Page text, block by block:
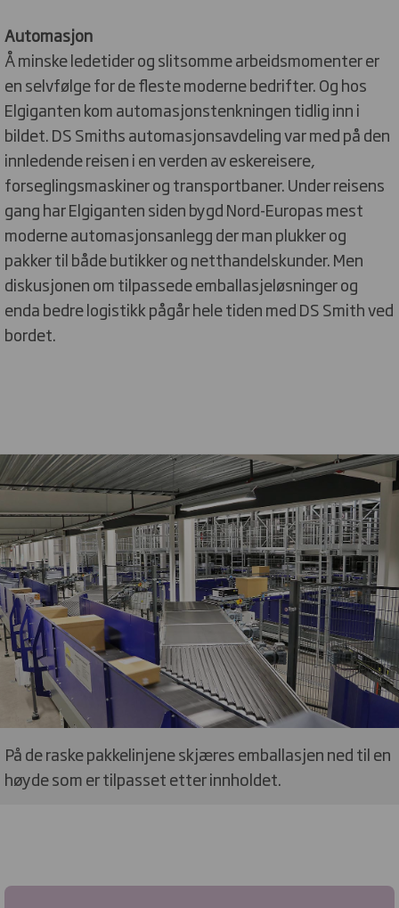
Automasjon
Å minske ledetider og slitsomme arbeidsmomenter er
en selvfølge for de fleste moderne bedrifter. Og hos
Elgiganten kom automasjonstenkningen tidlig inn i
bildet. DS Smiths automasjonsavdeling var med på den
innledende reisen i en verden av eskereisere,
forseglingsmaskiner og transportbaner. Under reisens
gang har Elgiganten siden bygd Nord-Europas mest
moderne automasjonsanlegg der man plukker og
pakker til både butikker og netthandelskunder. Men
diskusjonen om tilpassede emballasjeløsninger og
enda bedre logistikk pågår hele tiden med DS Smith ved
bordet.
På de raske pakkelinjene skjæres emballasjen ned til en
høyde som er tilpasset etter innholdet.